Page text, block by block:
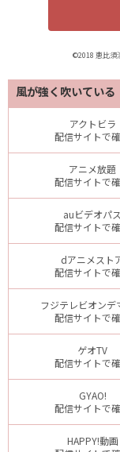
©2018 恵比須
風が強く吹いている
アクトビラ
配信サイトで
アニメ放題
配信サイトで
auビデオパス
配信サイトで
dアニメスト
配信サイトで
フジテレビオンデ
配信サイトで
ゲオTV
配信サイトで
GYAO!
配信サイトで
HAPPY!動画